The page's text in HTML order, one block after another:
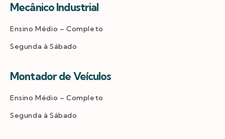
Mecânico Industrial
Ensino Médio – Completo
Segunda à Sábado
Montador de Veículos
Ensino Médio – Completo
Segunda à Sábado